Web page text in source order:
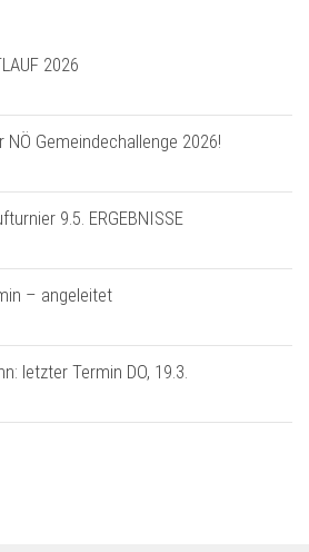
2026
Gemeindechallenge 2026!
9.5. ERGEBNISSE
– angeleitet
letzter Termin DO, 19.3.